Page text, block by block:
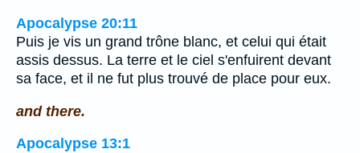
Apocalypse 20:11
Puis je vis un grand trône blanc, et celui qui était
assis dessus. La terre et le ciel s'enfuirent devant
sa face, et il ne fut plus trouvé de place pour eux.
and there.
Apocalypse 13:1